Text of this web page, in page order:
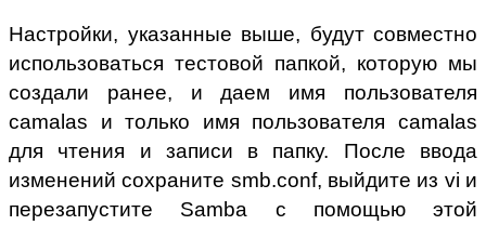
Настройки, указанные выше, будут совместно
использоваться тестовой папкой, которую мы
создали ранее, и даем имя пользователя
camalas и только имя пользователя camalas
для чтения и записи в папку. После ввода
изменений сохраните smb.conf, выйдите из vi и
перезапустите Samba с помощью этой